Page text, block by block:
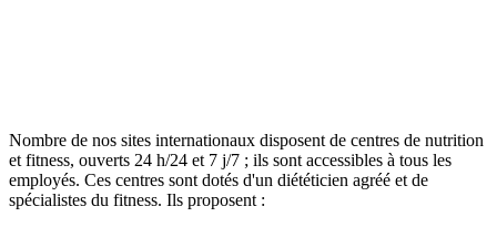
Nombre de nos sites internationaux disposent de centres de nutrition
et fitness, ouverts 24 h/24 et 7 j/7 ; ils sont accessibles à tous les
employés. Ces centres sont dotés d'un diététicien agréé et de
spécialistes du fitness. Ils proposent :